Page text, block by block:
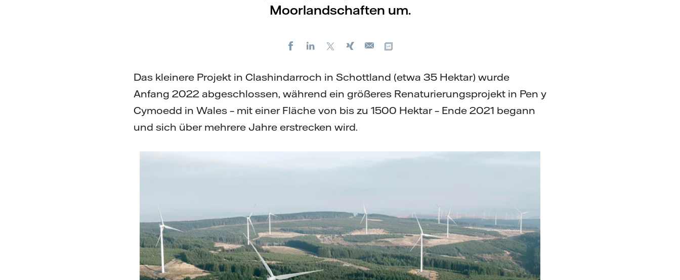
Moorlandschaften um.
FacebookLinkedIn Xing
E-
Das kleinere Projekt in Clashindarroch in Schottland (etwa 35 Hektar) wurde
Anfang 2022 abgeschlossen, während ein größeres Renaturierungsprojekt in Pen y
Cymoedd in Wales – mit einer Fläche von bis zu 1500 Hektar – Ende 2021 begann
und sich über mehrere Jahre erstrecken wird.